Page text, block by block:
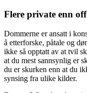
Flere private enn
Dommerne er ansatt i
å etterforske, påtale og
ikke så opptatt av at tvil
at du mest sannsynlig er
du er skurken enn at du
synsing fra ulike kilder.